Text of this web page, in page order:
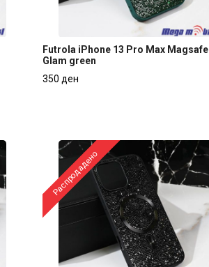
Futrola iPhone 13 Pro Max Magsafe
Futrola iPhone 13 Pro Max Magsafe
Glam green
350 ден
Распродадено